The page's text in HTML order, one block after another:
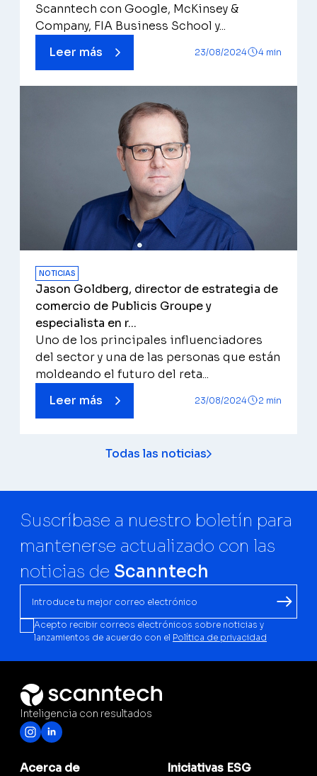
Scanntech con Google, McKinsey &
Company, FIA Business School y...
Leer más
23/08/2024 4 min
NOTICIAS
Jason Goldberg, director de estrategia de
comercio de Publicis Groupe y
especialista en r...
Uno de los principales influenciadores
del sector y una de las personas que están
moldeando el futuro del reta...
Leer más
23/08/2024 2 min
Todas las noticias
Suscríbase a nuestro boletín para
mantenerse actualizado con las
noticias de Scanntech
Acepto recibir correos electrónicos sobre noticias y
lanzamientos de acuerdo con el Política de privacidad
Inteligencia con resultados
Acerca de Iniciativas ESG